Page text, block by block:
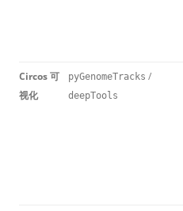
Circos 可
视化
pyGenomeTracks /
deepTools